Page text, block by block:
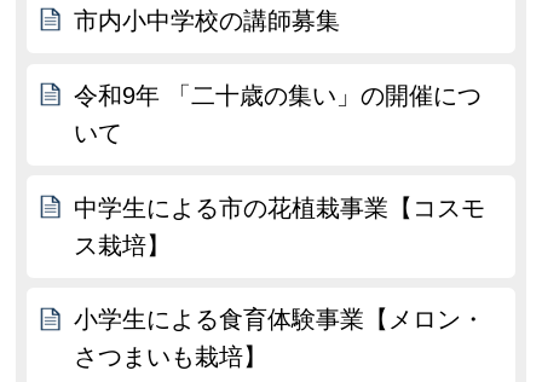
市内小中学校の講師募集
令和9年 「二十歳の集い」の開催につ
いて
中学生による市の花植栽事業【コスモ
ス栽培】
小学生による食育体験事業【メロン・
さつまいも栽培】